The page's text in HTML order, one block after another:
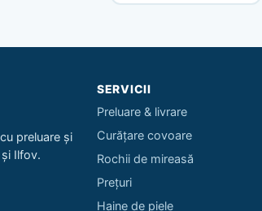
preluare și
Ilfov.
SERVICII
Preluare & livrare
Curățare covoare
Rochii de mireasă
Prețuri
Haine de piele